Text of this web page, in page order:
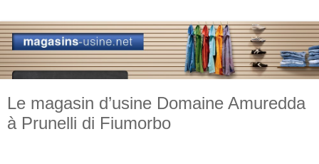
Le magasin d’usine Domaine Amuredda
à Prunelli di Fiumorbo